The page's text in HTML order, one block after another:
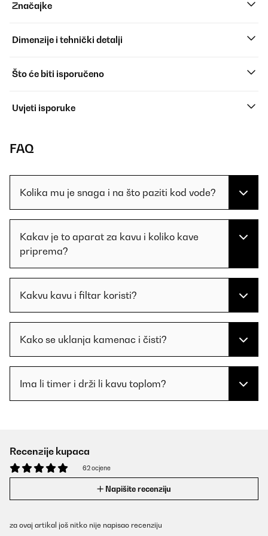
Značajke
Dimenzije i tehnički detalji
Što će biti isporučeno
Uvjeti isporuke
FAQ
Kolika mu je snaga i na što paziti kod vode?
Kakav je to aparat za kavu i koliko kave
priprema?
Kakvu kavu i filtar koristi?
Kako se uklanja kamenac i čisti?
Ima li timer i drži li kavu toplom?
Recenzije kupaca
62 ocjene
Napišite recenziju
za ovaj artikal još nitko nije napisao recenziju